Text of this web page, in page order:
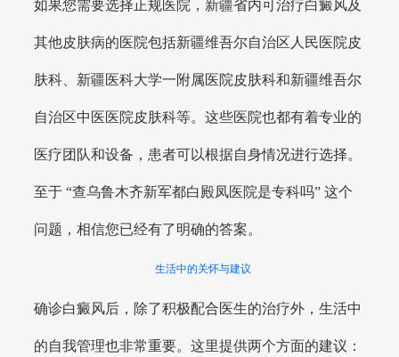
如果您需要选择正规医院，新疆省内可治疗白癜风及
其他皮肤病的医院包括新疆维吾尔自治区人民医院皮
肤科、新疆医科大学一附属医院皮肤科和新疆维吾尔
自治区中医医院皮肤科等。这些医院也都有着专业的
医疗团队和设备，患者可以根据自身情况进行选择。
至于 “查乌鲁木齐新军都白殿凤医院是专科吗” 这个
问题，相信您已经有了明确的答案。
生活中的关怀与建议
确诊白癜风后，除了积极配合医生的治疗外，生活中
的自我管理也非常重要。这里提供两个方面的建议：